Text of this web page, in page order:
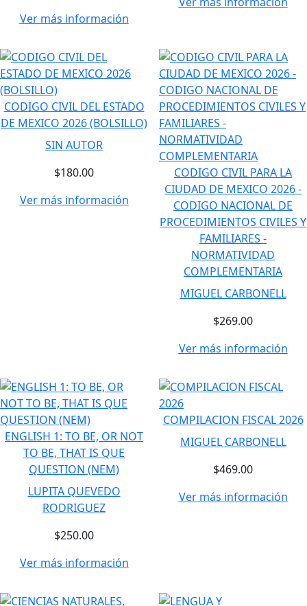
Ver más información
CODIGO CIVIL DEL ESTADO
DE MEXICO 2026 (BOLSILLO)
SIN AUTOR
$180.00
Ver más información
CODIGO CIVIL PARA LA
CIUDAD DE MEXICO 2026 -
CODIGO NACIONAL DE
PROCEDIMIENTOS CIVILES Y
FAMILIARES -
NORMATIVIDAD
COMPLEMENTARIA
MIGUEL CARBONELL
$269.00
Ver más información
ENGLISH 1: TO BE, OR NOT
TO BE, THAT IS QUE
QUESTION (NEM)
LUPITA QUEVEDO
RODRIGUEZ
$250.00
Ver más información
COMPILACION FISCAL 2026
MIGUEL CARBONELL
$469.00
Ver más información